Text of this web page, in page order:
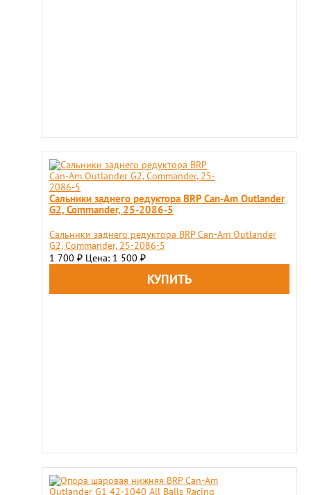
Сальники заднего редуктора BRP Can-Am Outlander
G2, Commander, 25-2086-5
Сальники заднего редуктора BRP Can-Am Outlander
G2, Commander, 25-2086-5
1 700 ₽ Цена: 1 500 ₽